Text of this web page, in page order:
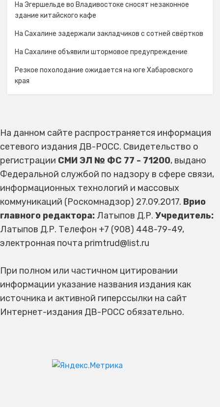
На Эгершельде во Владивостоке сносят незаконное
здание китайского кафе
На Сахалине задержали закладчиков с сотней свёртков
На Сахалине объявили штормовое предупреждение
Резкое похолодание ожидается на юге Хабаровского
края
На данном сайте распространяется информация
сетевого издания ДВ-РОСС. Свидетельство о
регистрации СМИ ЭЛ № ФС 77 - 71200, выдано
Федеральной службой по надзору в сфере связи,
информационных технологий и массовых
коммуникаций (Роскомнадзор) 27.09.2017. Врио
главного редактора: Латыпов Д.Р. Учредитель:
Латыпов Д.Р. Телефон +7 (908) 448-79-49,
электронная почта primtrud@list.ru
При полном или частичном цитировании
информации указание названия издания как
источника и активной гиперссылки на сайт
Интернет-издания ДВ-РОСС обязательно.